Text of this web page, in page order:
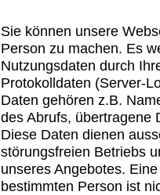
Sie können unsere
Person zu machen. Es
Nutzungsdaten durch
Protokolldaten (Server-
Daten gehören z.B.
des Abrufs, übertragene
Diese Daten dienen
störungsfreien Betriebs
unseres Angebotes.
bestimmten Person ist